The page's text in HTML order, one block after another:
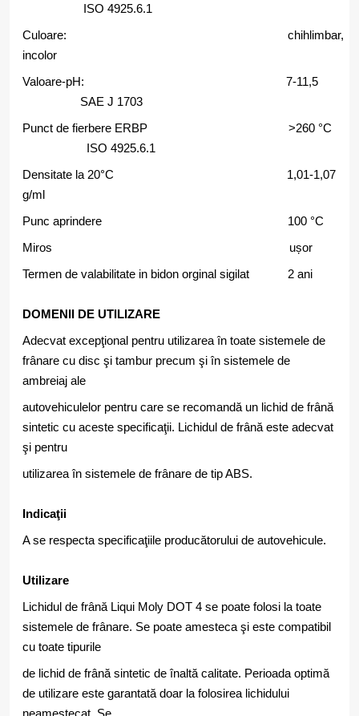
ISO 4925.6.1
Culoare: chihlimbar,
incolor
Valoare-pH: 7-11,5
SAE J 1703
Punct de fierbere ERBP >260 °C
ISO 4925.6.1
Densitate la 20°C 1,01-1,07
g/ml
Punc aprindere 100 °C
Miros ușor
Termen de valabilitate in bidon orginal sigilat 2 ani
DOMENII DE UTILIZARE
Adecvat excepţional pentru utilizarea în toate sistemele de
frânare cu disc şi tambur precum şi în sistemele de
ambreiaj ale
autovehiculelor pentru care se recomandă un lichid de frână
sintetic cu aceste specificaţii. Lichidul de frână este adecvat
şi pentru
utilizarea în sistemele de frânare de tip ABS.
Indicaţii
A se respecta specificaţiile producătorului de autovehicule.
Utilizare
Lichidul de frână Liqui Moly DOT 4 se poate folosi la toate
sistemele de frânare. Se poate amesteca şi este compatibil
cu toate tipurile
de lichid de frână sintetic de înaltă calitate. Perioada optimă
de utilizare este garantată doar la folosirea lichidului
neamestecat. Se